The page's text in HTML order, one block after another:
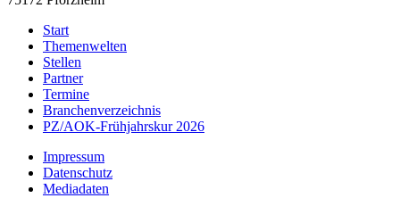
Start
Themenwelten
Stellen
Partner
Termine
Branchenverzeichnis
PZ/AOK-Frühjahrskur 2026
Impressum
Datenschutz
Mediadaten